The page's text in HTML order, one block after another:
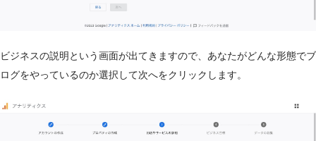
ビジネスの説明という画面が出てきますので、あなたがどんな形態でブ
ログをやっているのか選択して次へをクリックします。